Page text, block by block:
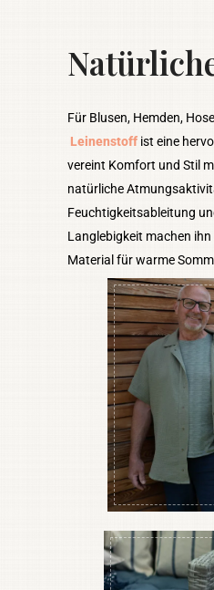
Für Blusen, Hemden,
Leinenstoff ist eine
vereint Komfort und Stil
natürliche
Feuchtigkeitsableitung
Langlebigkeit machen ihn
Material für warme